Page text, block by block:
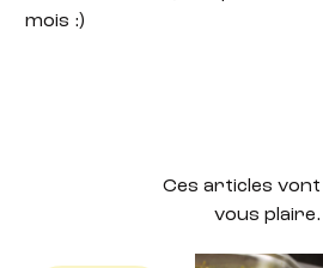
mois :)
Ces articles vont
vous plaire.